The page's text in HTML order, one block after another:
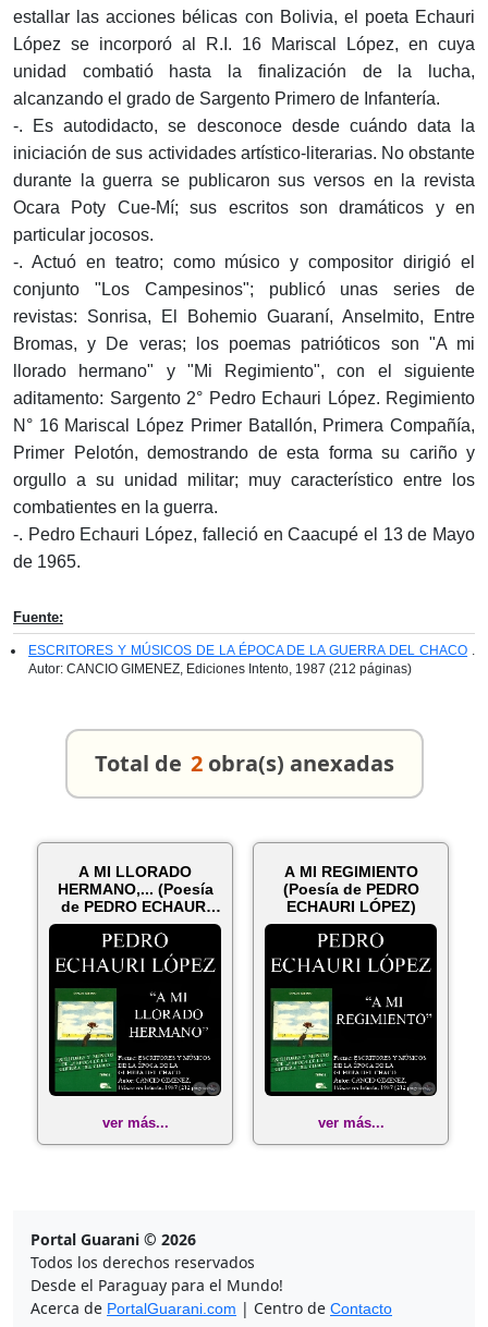
estallar las acciones bélicas con Bolivia, el poeta Echauri
López se incorporó al R.I. 16 Mariscal López, en cuya
unidad combatió hasta la finalización de la lucha,
alcanzando el grado de Sargento Primero de Infantería.
-. Es autodidacto, se desconoce desde cuándo data la
iniciación de sus actividades artístico-literarias. No obstante
durante la guerra se publicaron sus versos en la revista
Ocara Poty Cue-Mí; sus escritos son dramáticos y en
particular jocosos.
-. Actuó en teatro; como músico y compositor dirigió el
conjunto "Los Campesinos"; publicó unas series de
revistas: Sonrisa, El Bohemio Guaraní, Anselmito, Entre
Bromas, y De veras; los poemas patrióticos son "A mi
llorado hermano" y "Mi Regimiento", con el siguiente
aditamento: Sargento 2° Pedro Echauri López. Regimiento
N° 16 Mariscal López Primer Batallón, Primera Compañía,
Primer Pelotón, demostrando de esta forma su cariño y
orgullo a su unidad militar; muy característico entre los
combatientes en la guerra.
-. Pedro Echauri López, falleció en Caacupé el 13 de Mayo
de 1965.
Fuente:
ESCRITORES Y MÚSICOS DE LA ÉPOCA DE LA GUERRA DEL CHACO .
Autor: CANCIO GIMENEZ, Ediciones Intento, 1987 (212 páginas)
Total de 2 obra(s) anexadas
A MI LLORADO
HERMANO,... (Poesía
de PEDRO ECHAURI
LÓPEZ)
ver más...
A MI REGIMIENTO
(Poesía de PEDRO
ECHAURI LÓPEZ)
ver más...
Portal Guarani © 2026
Todos los derechos reservados
Desde el Paraguay para el Mundo!
Acerca de PortalGuarani.com | Centro de Contacto